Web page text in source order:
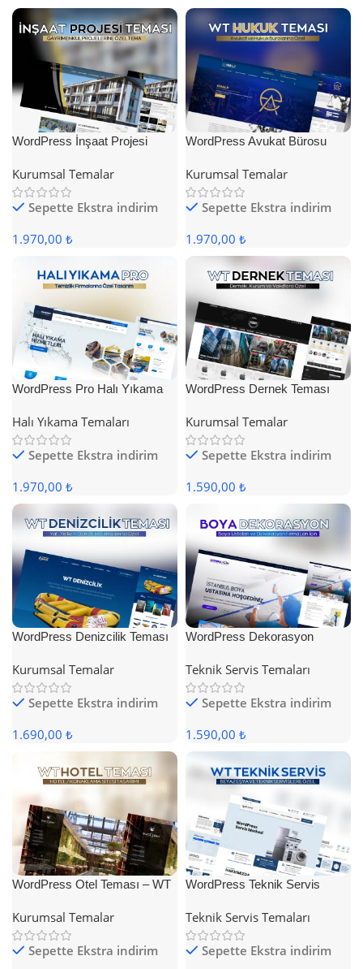
WordPress İnşaat Projesi
Kurumsal Temalar
Sepette Ekstra indirim
1.970,00 ₺
WordPress Avukat Bürosu
Kurumsal Temalar
Sepette Ekstra indirim
1.970,00 ₺
WordPress Pro Halı Yıkama
Halı Yıkama Temaları
Sepette Ekstra indirim
1.970,00 ₺
WordPress Dernek Teması
Kurumsal Temalar
Sepette Ekstra indirim
1.590,00 ₺
WordPress Denizcilik Teması
Kurumsal Temalar
Sepette Ekstra indirim
1.690,00 ₺
WordPress Dekorasyon
Teknik Servis Temaları
Sepette Ekstra indirim
1.590,00 ₺
WordPress Otel Teması – WT
Kurumsal Temalar
Sepette Ekstra indirim
WordPress Teknik Servis
Teknik Servis Temaları
Sepette Ekstra indirim